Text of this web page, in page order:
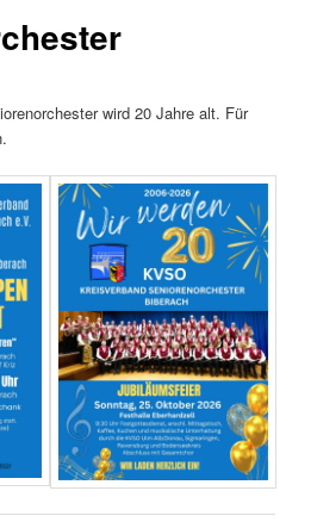
wird 20 Jahre alt. Für